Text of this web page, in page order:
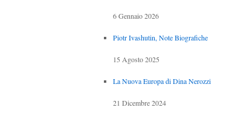
6 Gennaio 2026
Piotr Ivashutin, Note Biografiche
15 Agosto 2025
La Nuova Europa di Dina Nerozzi
21 Dicembre 2024